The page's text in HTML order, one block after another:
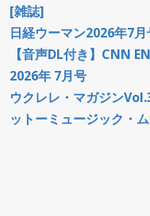
[雑誌]
日経ウーマン2026年7月
【音声DL付き】CNN
2026年 7月号
ウクレレ・マガジン
ットーミュージック・